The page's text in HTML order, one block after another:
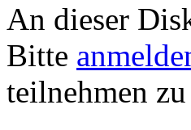
An dieser
Bitte
teilnehmen